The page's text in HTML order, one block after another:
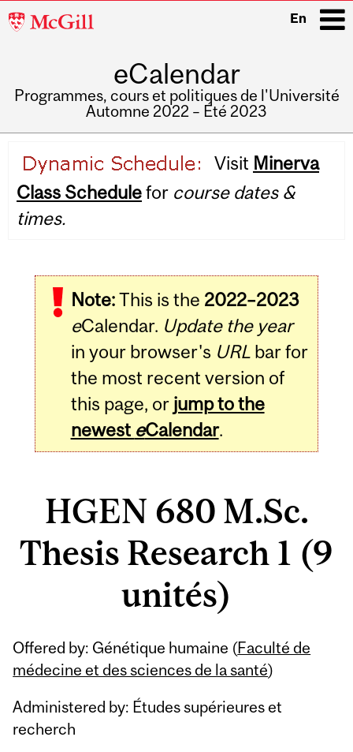
McGill
En
eCalendar
Programmes, cours et politiques de l'Université
Automne 2022 – Été 2023
navigation
Visit Minerva
Class Schedulefor course dates &
times.
Note:This is the 2022–2023
eCalendar. Update the year
in your browser's URLbar for
the most recent version of
this page, or jump to the
newest eCalendar.
HGEN 680 M.Sc.
Thesis Research 1 (9
unités)
Offered by: Génétique humaine (Faculté de
médecine et des sciences de la santé)
Administered by: Études supérieures et
recherch
Related
Content